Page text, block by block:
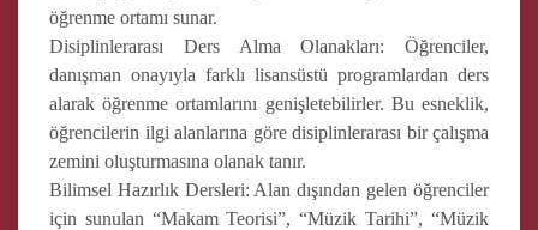
öğrenme ortamı sunar.
Disiplinlerarası Ders Alma Olanakları: Öğrenciler,
danışman onayıyla farklı lisansüstü programlardan ders
alarak öğrenme ortamlarını genişletebilirler. Bu esneklik,
öğrencilerin ilgi alanlarına göre disiplinlerarası bir çalışma
zemini oluşturmasına olanak tanır.
Bilimsel Hazırlık Dersleri: Alan dışından gelen öğrenciler
için sunulan “Makam Teorisi”, “Müzik Tarihi”, “Müzik